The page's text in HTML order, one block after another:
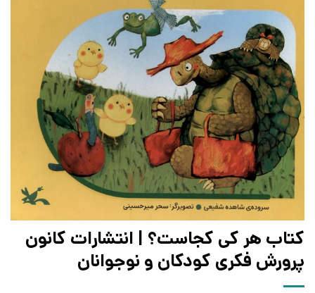
کتاب هر‌ کی‌ کجاست؟ | انتشارات کانون
پرورش فکری کودکان و نوجوانان